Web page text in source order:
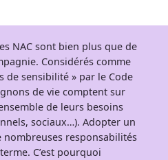
NAC sont bien plus que de
Considérés comme
de sensibilité » par le Code
de vie comptent sur
de leurs besoins
sociaux…). Adopter un
nombreuses responsabilités
C’est pourquoi